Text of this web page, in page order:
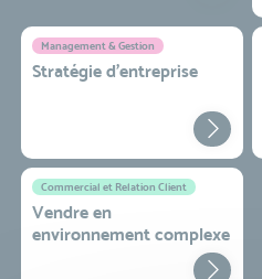
Management & Gestion
Stratégie d’entreprise
Commercial et Relation Client
Vendre en
environnement complexe